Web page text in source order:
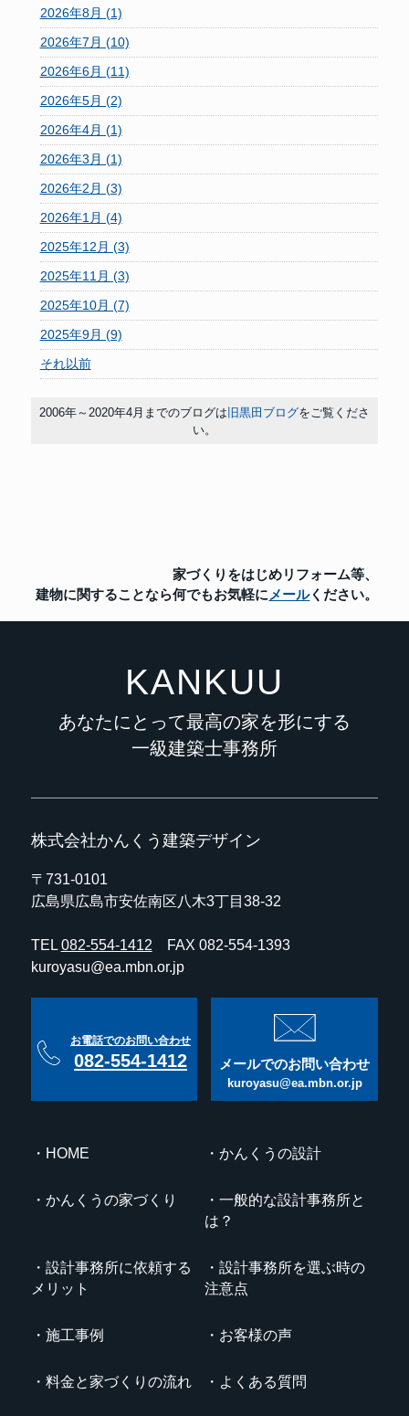
2026年8月 (1)
2026年7月 (10)
2026年6月 (11)
2026年5月 (2)
2026年4月 (1)
2026年3月 (1)
2026年2月 (3)
2026年1月 (4)
2025年12月 (3)
2025年11月 (3)
2025年10月 (7)
2025年9月 (9)
それ以前
2006年～2020年4月までのブログは旧黒田ブログをご覧くださ
い。
家づくりをはじめリフォーム等、
建物に関することなら何でもお気軽に メールください。
KANKUU
あなたにとって最高の家を形にする
一級建築士事務所
株式会社かんくう建築デザイン
〒731-0101
広島県広島市安佐南区八木3丁目38-32
TEL 082-554-1412 FAX 082-554-1393
kuroyasu@ea.mbn.or.jp
お電話でのお問い合わせ
082-554-1412 メールでのお問い合わせ
kuroyasu@ea.mbn.or.jp
HOME かんくうの設計
かんくうの家づくり
一般的な設計事務所と
は？
設計事務所に依頼する
メリット
設計事務所を選ぶ時の
注意点
施工事例 お客様の声
料金と家づくりの流れ よくある質問